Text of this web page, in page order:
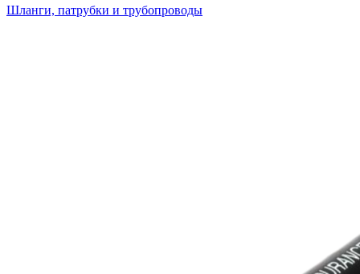
Шланги, патрубки и трубопроводы